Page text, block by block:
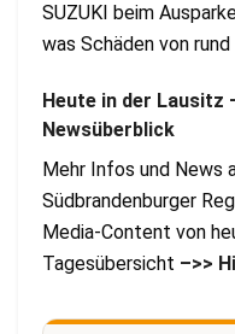
SUZUKI beim
was Schäden von
Heute in der Lausitz
Newsüberblick
Mehr Infos und News
Südbrandenburger
Media-Content von
Tagesübersicht –>>